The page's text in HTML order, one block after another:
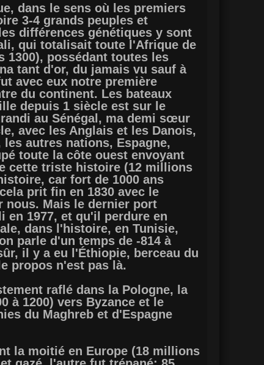
dans le sens où les premiers
3-4 grands peuples et
différences génétiques y sont
qui totalisait toute l'Afrique de
1300), possédant toutes les
tant d'or, du jamais vu sauf à
avec eux notre première
du continent. Les bateaux
depuis 1 siècle est sur le
au Sénégal, ma demi sœur
avec les Anglais et les Danois,
autres nations, Espagne,
toute la côte ouest envoyant
cette triste histoire (12 millions
car fort de 1000 ans
prit fin en 1830 avec le
nous. Mais le dernier port
en 1977, et qu'il perdure en
dans l'histoire, en Tunisie,
parle d'un temps de -814 à
il y a eu l'Éthiopie, berceau du
propos n'est pas là.
raflé dans la Pologne, la
à 1200) vers Byzance et le
du Maghreb et d'Espagne
la moitié en Europe (18 millions